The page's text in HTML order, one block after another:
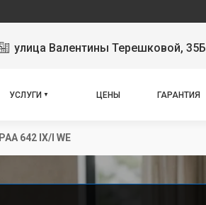
улица Валентины Терешковой, 35Б
УСЛУГИ ЦЕНЫ ГАРАНТИЯ
PAA 642 IX/I WE